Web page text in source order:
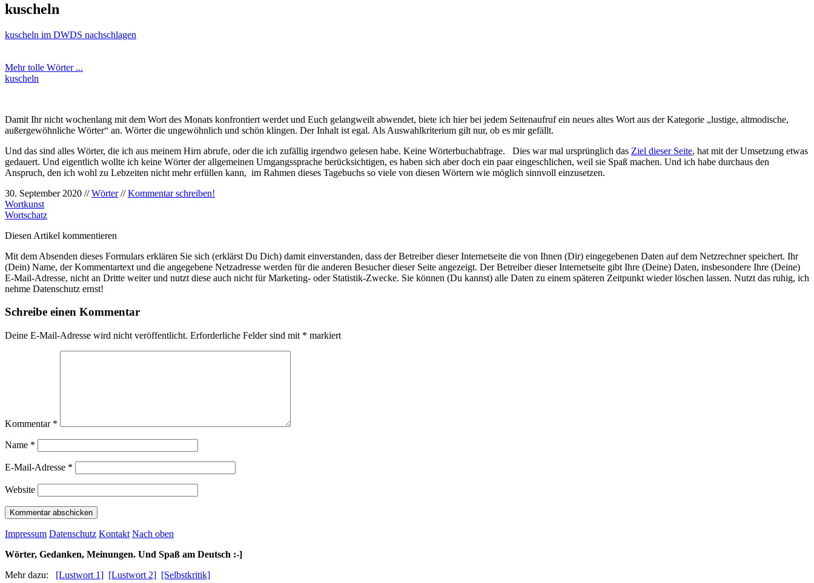
kuscheln
kuscheln im DWDS nachschlagen
Mehr tolle Wörter ...
kuscheln
Damit Ihr nicht wochenlang mit dem Wort des Monats konfrontiert werdet und Euch gelangweilt abwendet, biete ich hier bei jedem Seitenaufruf ein neues altes Wort aus der Kategorie „lustige, altmodische,
außergewöhnliche Wörter“ an. Wörter die ungewöhnlich und schön klingen. Der Inhalt ist egal. Als Auswahlkriterium gilt nur, ob es mir gefällt.
Und das sind alles Wörter, die ich aus meinem Hirn abrufe, oder die ich zufällig irgendwo gelesen habe. Keine Wörterbuchabfrage. Dies war mal ursprünglich das Ziel dieser Seite, hat mit der Umsetzung etwas
gedauert. Und eigentlich wollte ich keine Wörter der allgemeinen Umgangssprache berücksichtigen, es haben sich aber doch ein paar eingeschlichen, weil sie Spaß machen. Und ich habe durchaus den
Anspruch, den ich wohl zu Lebzeiten nicht mehr erfüllen kann, im Rahmen dieses Tagebuchs so viele von diesen Wörtern wie möglich sinnvoll einzusetzen.
30. September 2020 //Wörter//Kommentar schreiben!
Wortkunst
Wortschatz
Diesen Artikel kommentieren
Mit dem Absenden dieses Formulars erklären Sie sich (erklärst Du Dich) damit einverstanden, dass der Betreiber dieser Internetseite die von Ihnen (Dir) eingegebenen Daten auf dem Netzrechner speichert. Ihr
(Dein) Name, der Kommentartext und die angegebene Netzadresse werden für die anderen Besucher dieser Seite angezeigt. Der Betreiber dieser Internetseite gibt Ihre (Deine) Daten, insbesondere Ihre (Deine)
E-Mail-Adresse, nicht an Dritte weiter und nutzt diese auch nicht für Marketing- oder Statistik-Zwecke. Sie können (Du kannst) alle Daten zu einem späteren Zeitpunkt wieder löschen lassen. Nutzt das ruhig, ich
nehme Datenschutz ernst!
Schreibe einen Kommentar
Deine E-Mail-Adresse wird nicht veröffentlicht. Erforderliche Felder sind mit * markiert
Kommentar *
Name *
E-Mail-Adresse *
Website
Impressum Datenschutz Kontakt Nach oben
Wörter, Gedanken, Meinungen. Und Spaß am Deutsch :-]
Mehr dazu: [Lustwort 1] [Lustwort 2] [Selbstkritik]